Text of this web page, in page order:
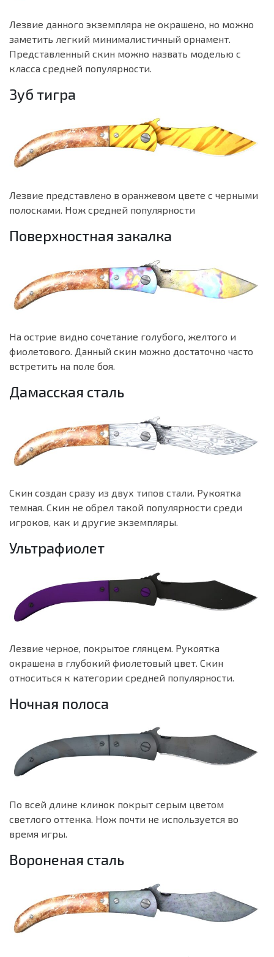
Лезвие данного экземпляра не окрашено, но можно
заметить легкий минималистичный орнамент.
Представленный скин можно назвать моделью с
класса средней популярности.
Зуб тигра
Лезвие представлено в оранжевом цвете с черными
полосками. Нож средней популярности
Поверхностная закалка
На острие видно сочетание голубого, желтого и
фиолетового. Данный скин можно достаточно часто
встретить на поле боя.
Дамасская сталь
Скин создан сразу из двух типов стали. Рукоятка
темная. Скин не обрел такой популярности среди
игроков, как и другие экземпляры.
Ультрафиолет
Лезвие черное, покрытое глянцем. Рукоятка
окрашена в глубокий фиолетовый цвет. Скин
относиться к категории средней популярности.
Ночная полоса
По всей длине клинок покрыт серым цветом
светлого оттенка. Нож почти не используется во
время игры.
Вороненая сталь